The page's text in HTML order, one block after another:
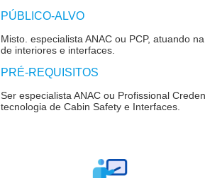
PÚBLICO-ALVO
Misto.especialista ANAC ou PCP, atuando
de interiores e interfaces.
PRÉ-REQUISITOS
Ser especialista ANAC ou Profissional
tecnologia de Cabin Safety e Interfaces.